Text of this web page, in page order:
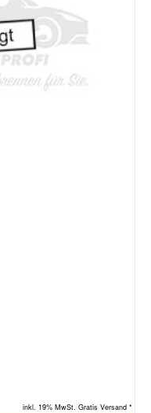
inkl. 19% MwSt. Gratis Versand *